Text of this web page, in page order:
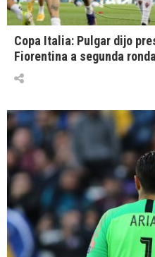
Copa Italia: Pulgar dijo
Fiorentina a segunda ronda